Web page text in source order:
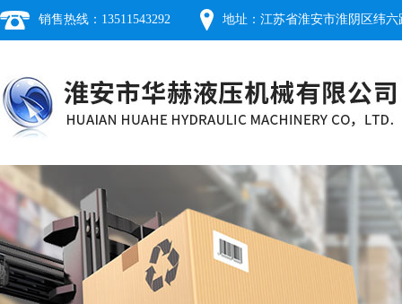
销售热线：13511543292 地址：江苏省淮安市淮阴区纬六